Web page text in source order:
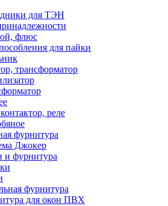
для ТЭН
флюс
для пайки
трансформатор
реле
фурнитура
Джокер
и фурнитура
фурнитура
для окон ПВХ